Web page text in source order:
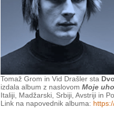
Tomaž Grom in Vid Drašler sta
izdala album z naslovom Moje
Italiji, Madžarski, Srbiji, Avstriji in
Link na napovednik albuma: